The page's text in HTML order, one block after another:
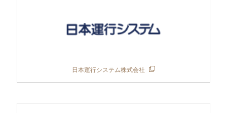
日本運行システム株式会社